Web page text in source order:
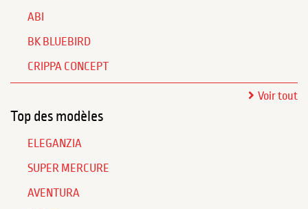
ABI
BK BLUEBIRD
CRIPPA CONCEPT
Voir tout
Top des modèles
ELEGANZIA
SUPER MERCURE
AVENTURA